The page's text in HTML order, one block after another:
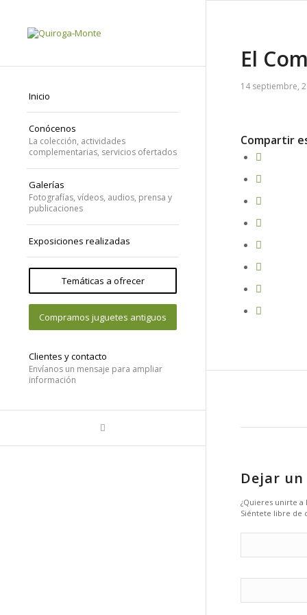
Inicio
Conócenos
La colección, actividades
complementarias, servicios ofertados
Galerías
Fotografías, vídeos, audios, prensa y
publicaciones
Exposiciones realizadas
Temáticas a ofrecer
Compramos juguetes antiguos
Clientes y contacto
Envíanos un mensaje para ampliar
información
El
14 septiembre,
Compartir
Dejar
¿Quieres unirte a
Siéntete libre de